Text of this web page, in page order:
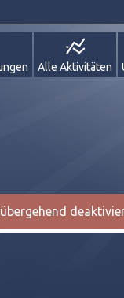
Alle Aktivitäten